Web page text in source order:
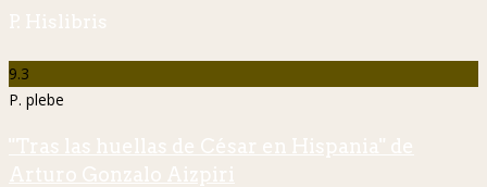
P. Hislibris
9.3
P. plebe
"Tras las huellas de César en Hispania" de
Arturo Gonzalo Aizpiri